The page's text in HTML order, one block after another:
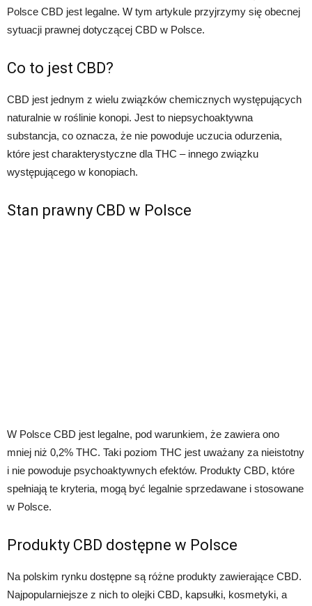
Polsce CBD jest legalne. W tym artykule przyjrzymy się obecnej
sytuacji prawnej dotyczącej CBD w Polsce.
Co to jest CBD?
CBD jest jednym z wielu związków chemicznych występujących
naturalnie w roślinie konopi. Jest to niepsychoaktywna
substancja, co oznacza, że nie powoduje uczucia odurzenia,
które jest charakterystyczne dla THC – innego związku
występującego w konopiach.
Stan prawny CBD w Polsce
W Polsce CBD jest legalne, pod warunkiem, że zawiera ono
mniej niż 0,2% THC. Taki poziom THC jest uważany za nieistotny
i nie powoduje psychoaktywnych efektów. Produkty CBD, które
spełniają te kryteria, mogą być legalnie sprzedawane i stosowane
w Polsce.
Produkty CBD dostępne w Polsce
Na polskim rynku dostępne są różne produkty zawierające CBD.
Najpopularniejsze z nich to olejki CBD, kapsułki, kosmetyki, a